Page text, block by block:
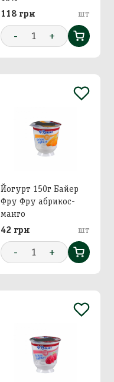
118 грн
шт
- 1 +
Йогурт 150г Байер
Фру Фру абрикос-
манго
42 грн
шт
- 1 +